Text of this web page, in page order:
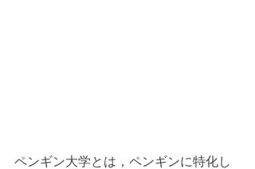
ペンギン大学とは，ペンギンに特化し